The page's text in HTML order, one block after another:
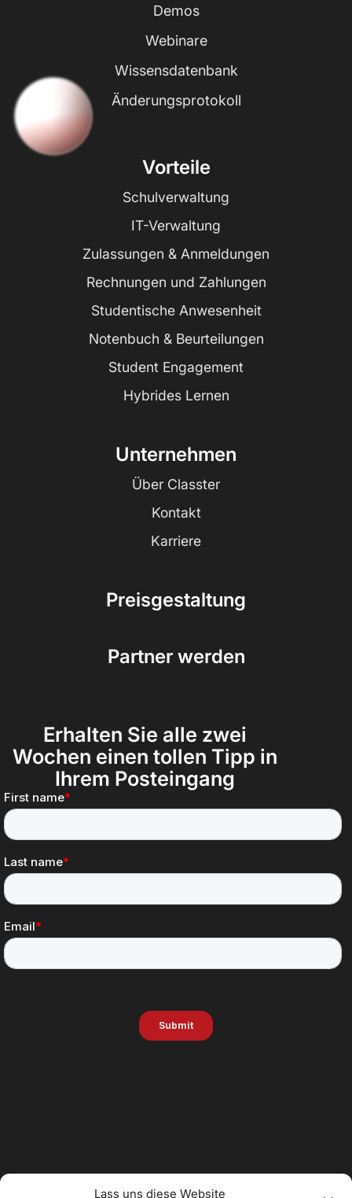
Lass uns diese Website
Demos
Webinare
Wissensdatenbank
Änderungsprotokoll
Vorteile
Schulverwaltung
IT-Verwaltung
Zulassungen & Anmeldungen
Rechnungen und Zahlungen
Studentische Anwesenheit
Notenbuch & Beurteilungen
Student Engagement
Hybrides Lernen
Unternehmen
Über Classter
Kontakt
Karriere
Preisgestaltung
Partner werden
Erhalten Sie alle zwei
Wochen einen tollen Tipp in
Ihrem Posteingang